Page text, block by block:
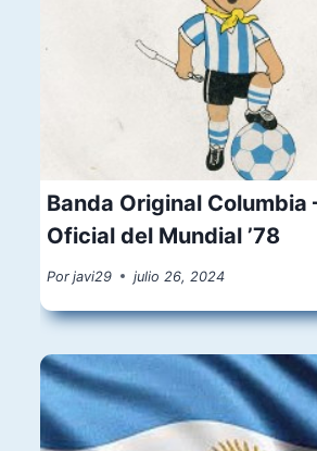
Banda Original Columbia
Oficial del Mundial ’78
Por javi29 julio 26, 2024